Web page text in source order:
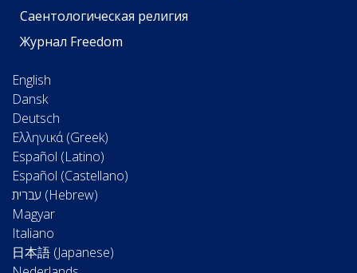
Саентологическая религия
Журнал Freedom
English
Dansk
Deutsch
Ελληνικά (Greek)
Español (Latino)
Español (Castellano)
Magyar
Italiano
日本語 (Japanese)